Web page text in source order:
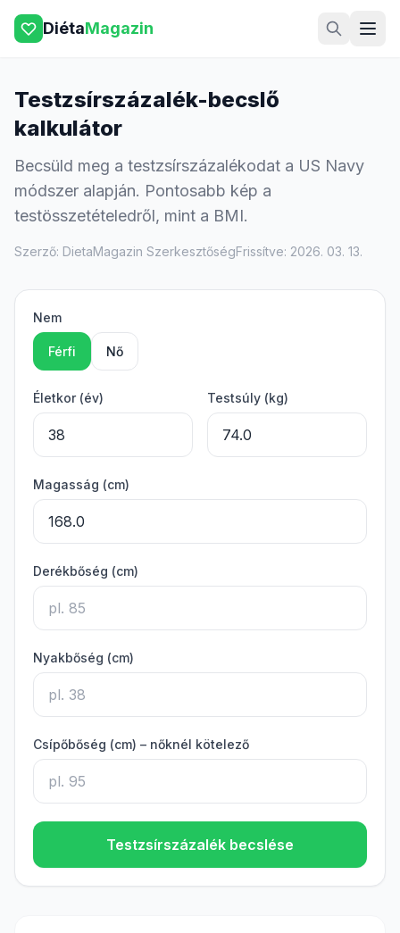
DiétaMagazin
Testzsírszázalék-becslő
kalkulátor
Becsüld meg a testzsírszázalékodat a US Navy
módszer alapján. Pontosabb kép a
testösszetételedről, mint a BMI.
Szerző: DietaMagazin SzerkesztőségFrissítve: 2026. 03. 13.
Nem
Férfi Nő
Életkor (év) Testsúly (kg)
Magasság (cm)
Derékbőség (cm)
Nyakbőség (cm)
Csípőbőség (cm) – nőknél kötelező
Testzsírszázalék becslése